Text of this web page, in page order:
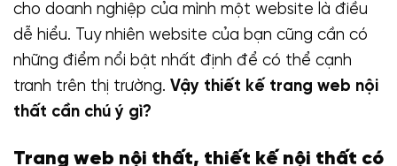
cho doanh nghiệp của mình một website là điều
dễ hiểu. Tuy nhiên website của bạn cũng cần có
những điểm nổi bật nhất định để có thể cạnh
tranh trên thị trường. Vậy thiết kế trang web nội
thất cần chú ý gì?
Trang web nội thất, thiết kế nội thất có